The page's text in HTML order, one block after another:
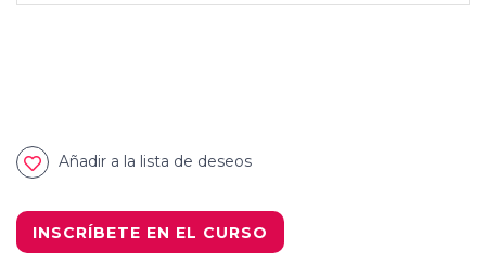
Añadir a la lista de deseos
INSCRÍBETE EN EL CURSO